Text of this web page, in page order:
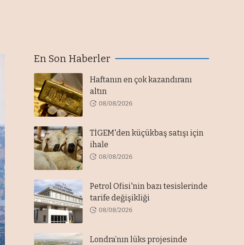
En Son Haberler
Haftanın en çok kazandıranı
altın
08/08/2026
TİGEM'den küçükbaş satışı için
ihale
08/08/2026
Petrol Ofisi'nin bazı tesislerinde
tarife değişikliği
08/08/2026
Londra’nın lüks projesinde